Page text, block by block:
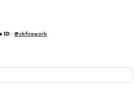
ID : @ckfirework